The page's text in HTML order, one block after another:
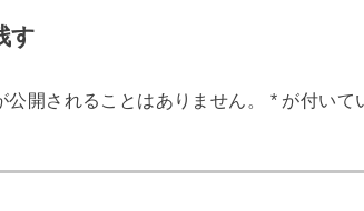
す
公開されることはありません。 *が付いて